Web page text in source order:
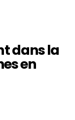
dans la
en